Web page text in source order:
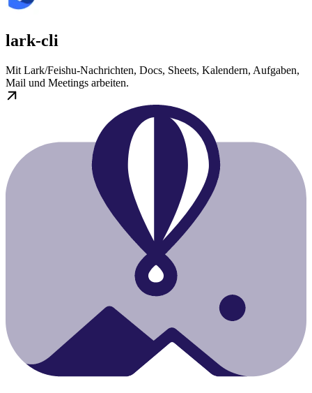
lark-cli
Mit Lark/Feishu-Nachrichten, Docs, Sheets, Kalendern, Aufgaben,
Mail und Meetings arbeiten.